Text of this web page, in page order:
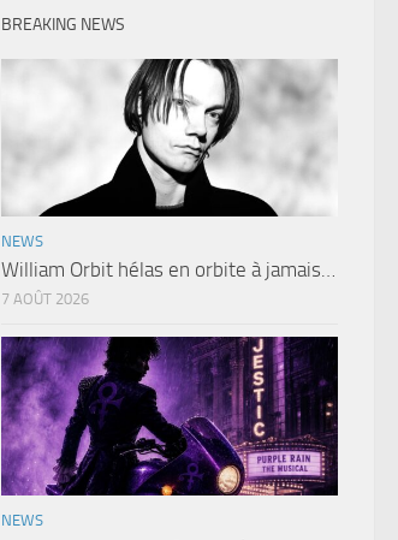
BREAKING NEWS
NEWS
William Orbit hélas en orbite à jamais…
7 AOÛT 2026
NEWS